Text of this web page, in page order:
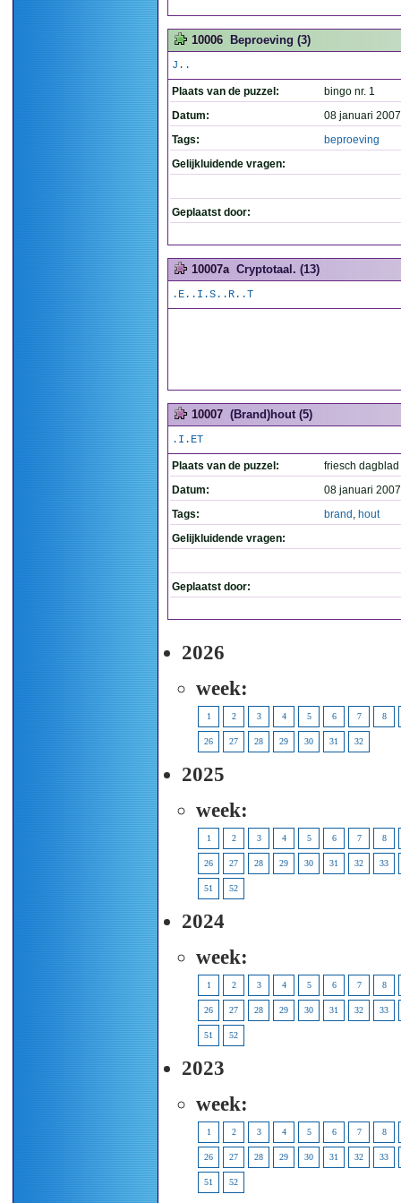
10006 Beproeving (3)
J..
Plaats van de puzzel:
bingo nr. 1
Datum:
08 januari
Tags:
beproeving
Gelijkluidende vragen:
Geplaatst door:
10007a Cryptotaal. (13)
.E..I.S..R..T
10007 (Brand)hout (5)
.I.ET
Plaats van de puzzel:
friesch dagblad
Datum:
08 januari
Tags:
brand , hout
Gelijkluidende vragen:
Geplaatst door:
2026
week:
1 2 3 4 5 6 7 8
26 27 28 29 30 31 32
2025
week:
1 2 3 4 5 6 7 8
26 27 28 29 30 31 32 33
51 52
2024
week:
1 2 3 4 5 6 7 8
26 27 28 29 30 31 32 33
51 52
2023
week:
1 2 3 4 5 6 7 8
26 27 28 29 30 31 32 33
51 52